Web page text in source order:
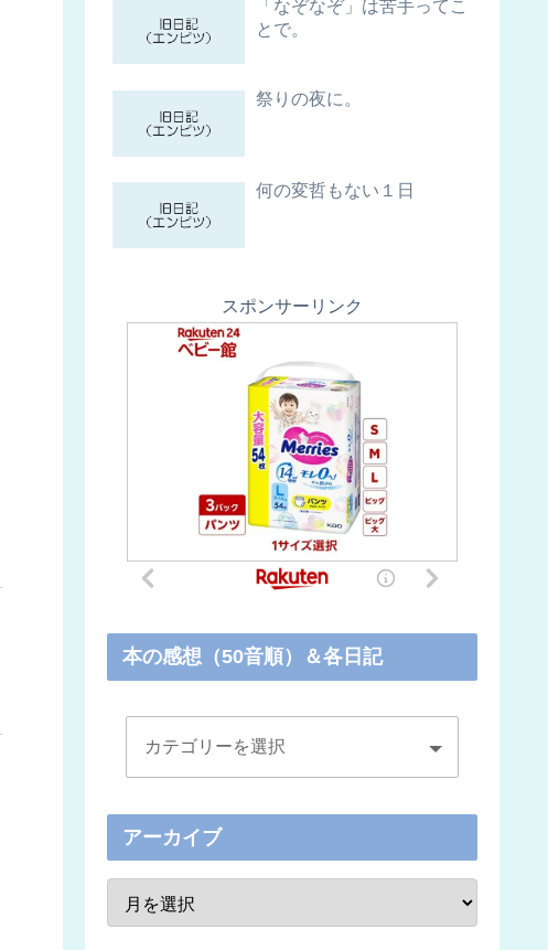
「なぞなぞ」は苦手ってこ
とで。
祭りの夜に。
何の変哲もない１日
スポンサーリンク
本の感想（50音順）＆各日記
アーカイブ